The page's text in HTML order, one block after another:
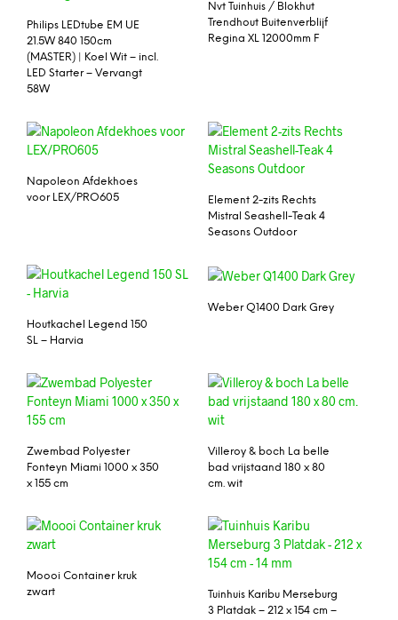
Philips LEDtube EM UE
21.5W 840 150cm
(MASTER) | Koel Wit – incl.
LED Starter – Vervangt
58W
Nvt Tuinhuis / Blokhut
Trendhout Buitenverblijf
Regina XL 12000mm F
Napoleon Afdekhoes
voor LEX/PRO605
Element 2-zits Rechts
Mistral Seashell-Teak 4
Seasons Outdoor
Houtkachel Legend 150
SL – Harvia
Weber Q1400 Dark Grey
Zwembad Polyester
Fonteyn Miami 1000 x 350
x 155 cm
Villeroy & boch La belle
bad vrijstaand 180 x 80
cm. wit
Moooi Container kruk
zwart
Tuinhuis Karibu Merseburg
3 Platdak – 212 x 154 cm –